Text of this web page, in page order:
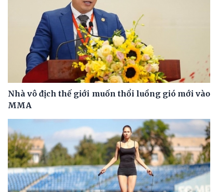
Nhà vô địch thế giới muốn thổi luồng gió mới vào
MMA